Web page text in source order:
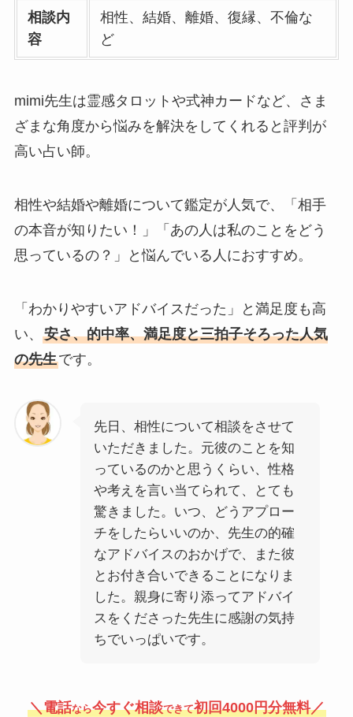
相談内
容
相性、結婚、離婚、復縁、不倫な
ど
mimi先生は霊感タロットや式神カードなど、さま
ざまな角度から悩みを解決をしてくれると評判が
高い占い師。
相性や結婚や離婚について鑑定が人気で、「相手
の本音が知りたい！」「あの人は私のことをどう
思っているの？」と悩んでいる人におすすめ。
「わかりやすいアドバイスだった」と満足度も高
い、 安さ、的中率、満足度と三拍子そろった人気
の先生です。
先日、相性について相談をさせて
いただきました。元彼のことを知
っているのかと思うくらい、性格
や考えを言い当てられて、とても
驚きました。いつ、どうアプロー
チをしたらいいのか、先生の的確
なアドバイスのおかげで、また彼
とお付き合いできることになりま
した。親身に寄り添ってアドバイ
スをくださった先生に感謝の気持
ちでいっぱいです。
＼電話なら今すぐ相談できて初回4000円分無料／